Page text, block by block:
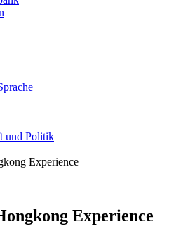
und Politik
Experience
Experience